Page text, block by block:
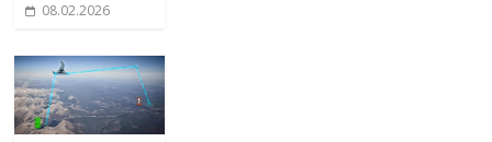
08.02.2026